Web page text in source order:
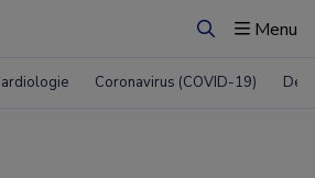
ZoekenMenu
Coronavirus (COVID-19)